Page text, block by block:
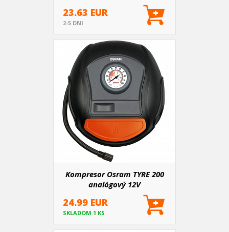
23.63 EUR
2-5 DNI
Kompresor Osram TYRE 200
analógový 12V
24.99 EUR
SKLADOM 1 KS